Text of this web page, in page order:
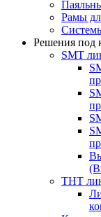
Рамы
Решения под
SMT
THT